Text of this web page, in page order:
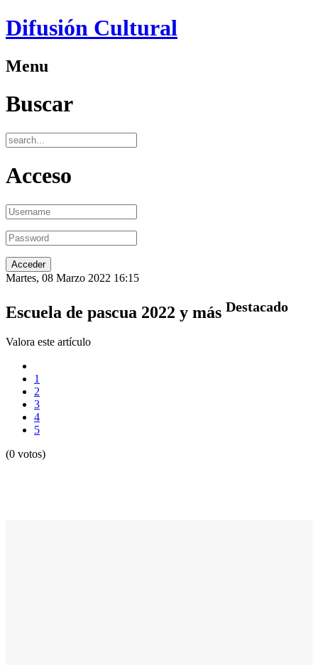
Difusión Cultural
Menu
Buscar
Acceso
Martes, 08 Marzo 2022 16:15
Escuela de pascua 2022 y más Destacado
Valora este artículo
1
2
3
4
5
(0 votos)